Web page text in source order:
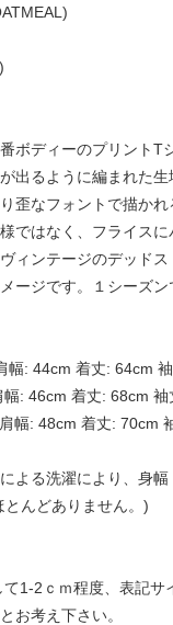
ボディーのプリント
出るように編まれた
歪なフォントで描か
ではなく、フライス
ィンテージのデッド
ージです。１シーズ
幅: 44cm 着丈: 64cm
: 46cm 着丈: 68cm
幅: 48cm 着丈: 70cm
よる洗濯により、身
とんどありません。)
1-2ｃｍ程度、表記サ
お考え下さい。